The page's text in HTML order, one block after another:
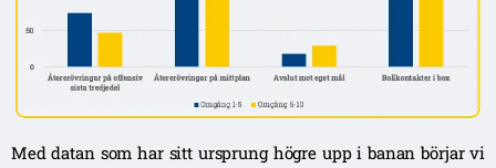
Med datan som har sitt ursprung högre upp i banan börjar vi